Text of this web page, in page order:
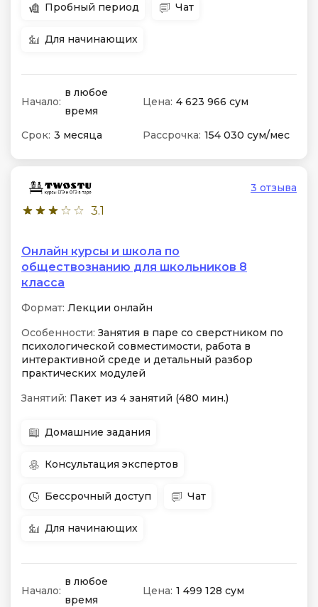
Пробный период Чат
Для начинающих
Начало:
в любое
время
Цена: 4 623 966 сум
Срок: 3 месяца Рассрочка: 154 030 сум/мес
3.1
3 отзыва
Онлайн курсы и школа по
обществознанию для школьников 8
класса
Формат: Лекции онлайн
Особенности: Занятия в паре со сверстником по
психологической совместимости, работа в
интерактивной среде и детальный разбор
практических модулей
Занятий: Пакет из 4 занятий (480 мин.)
Домашние задания
Консультация экспертов
Бессрочный доступ Чат
Для начинающих
Начало:
в любое
время
Цена: 1 499 128 сум